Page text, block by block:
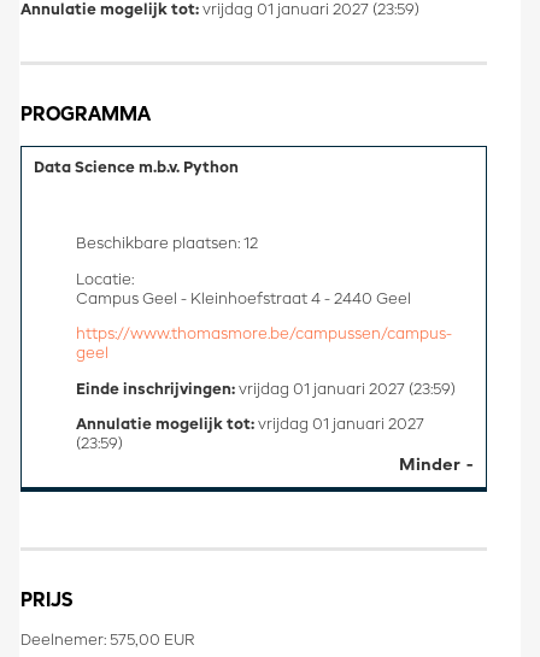
Annulatie mogelijk tot: vrijdag 01 januari 2027 (23:59)
PROGRAMMA
Data Science m.b.v. Python
Minder
Beschikbare plaatsen: 12
Locatie:
Campus Geel - Kleinhoefstraat 4 - 2440 Geel
https://www.thomasmore.be/campussen/campus-
geel
Einde inschrijvingen: vrijdag 01 januari 2027 (23:59)
Annulatie mogelijk tot: vrijdag 01 januari 2027
(23:59)
PRIJS
Deelnemer: 575,00 EUR